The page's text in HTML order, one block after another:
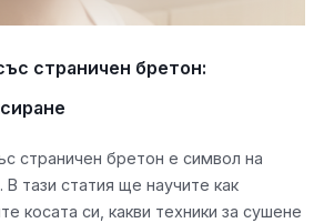
страничен бретон:
страничен бретон е символ на
тази статия ще научите как
косата си, какви техники за сушене